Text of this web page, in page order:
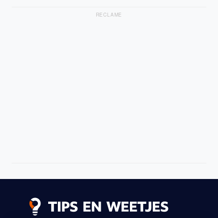
RECLAME